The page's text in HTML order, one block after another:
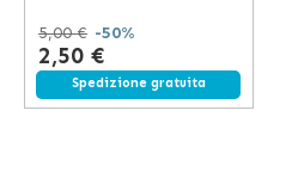
5,00 € -50%
2,50 €
Spedizione gratuita